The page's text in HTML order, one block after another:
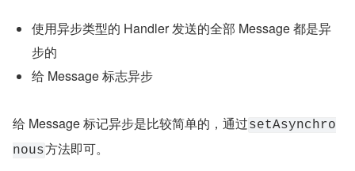
使用异步类型的 Handler 发送的全部 Message 都是异
步的
给 Message 标志异步
给 Message 标记异步是比较简单的，通过setAsynchro
nous方法即可。